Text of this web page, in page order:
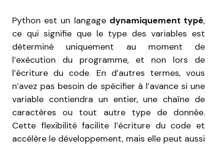
Python est un langage dynamiquement typé,
ce qui signifie que le type des variables est
déterminé uniquement au moment de
l’exécution du programme, et non lors de
l’écriture du code. En d’autres termes, vous
n’avez pas besoin de spécifier à l’avance si une
variable contiendra un entier, une chaîne de
caractères ou tout autre type de donnée.
Cette flexibilité facilite l’écriture du code et
accélère le développement, mais elle peut aussi